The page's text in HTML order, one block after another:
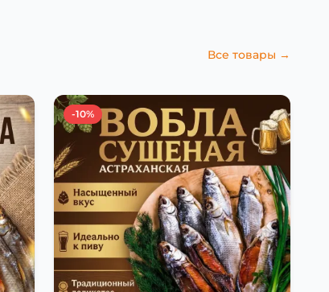
Все товары →
-10%